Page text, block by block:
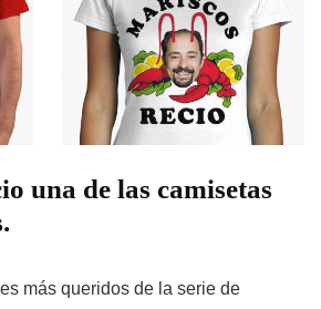
una de las camisetas
más queridos de la serie de